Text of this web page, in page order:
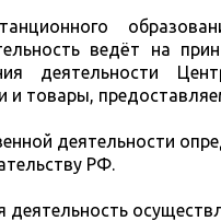
ведёт на
деятельности
и товары,
деятельности
РФ.
деятельность